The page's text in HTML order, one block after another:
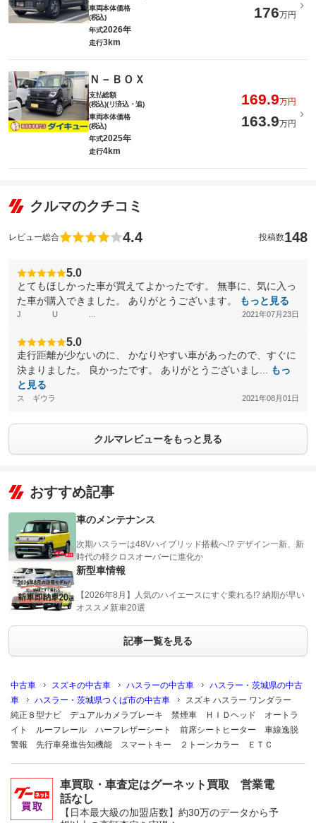
車両本体価格
(税込)
176万円
年式2026年
走行3km
Ｎ－ＢＯＸ
支払総額
(税込)(リ済込・追)
169.9万円
車両本体価格
(税込)
163.9万円
年式2025年
走行4km
クルマのクチコミ
レビュー総合 4.4 投稿数148
5.0
とてもほしかった車が買えてよかったです。 無事に、気に入っ
た車が購入できました。 ありがとうございます。
もっと見る
J U ... 2021年07月23日
5.0
走行距離が少ないのに、 かなりやすい車があったので、すぐに
決まりました。 良かったです。 ありがとうございまし...
もっ
と見る
ス ギウラ 2021年08月01日
クルマレビューをもっと見る
おすすめ記事
車のメンテナンス
次期ハスラーは48Vハイブリッド搭載へ!? デザイン一新、新
時代の軽クロスオーバーに進化か
新型車情報
【2026年8月】人気のハイエースにすぐ乗れる!? 納期が早い
オススメ新車20選
記事一覧を見る
中古車 スズキの中古車 ハスラーの中古車
ハスラー・茨城県の中古
車
ハスラー・茨城県つくば市の中古車
スズキ ハスラー ワンダラー
純正８型ナビ デュアルカメラブレーキ 禁煙車 ＨＩＤヘッド オートラ
イト ルーフレール ハーフレザーシート 前席シートヒーター 車線逸脱
警報 先行車発進告知機能 スマートキー ２トーンカラー ＥＴＣ
車買取・車査定はグーネット買取 営業電
話なし
【日本最大級の加盟店数】約30万のデータから予